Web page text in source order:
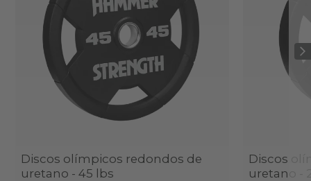
Discos olímpicos redondos de
uretano - 45 lbs
Discos
uretano -